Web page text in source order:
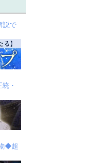
説で
・
◆超